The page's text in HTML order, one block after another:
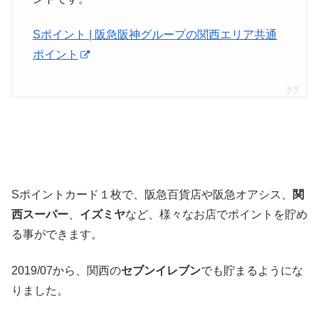
Sポイント | 阪急阪神グループの関西エリア共通
ポイント
Sポイントカード１枚で、阪急百貨店や阪急オアシス、
関
西スーパー
イズミヤなど、様々なお店でポイントを貯め
る事ができます。
2019/07から、関西のセブンイレブンでも貯まるようにな
りました。